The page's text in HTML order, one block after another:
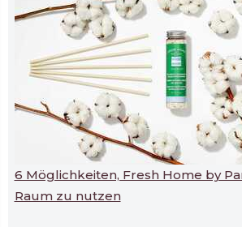
6 Möglichkeiten, Fresh Home by
Raum zu nutzen